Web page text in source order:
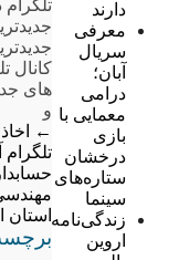
دارند
معرفی
سریال
آبان؛
درامی
معمایی با
بازی
درخشان
ستاره‌های
سینما
زندگی‌نامه
اروین
تلگرام
کانال
های
و
←
تلگرام
استان